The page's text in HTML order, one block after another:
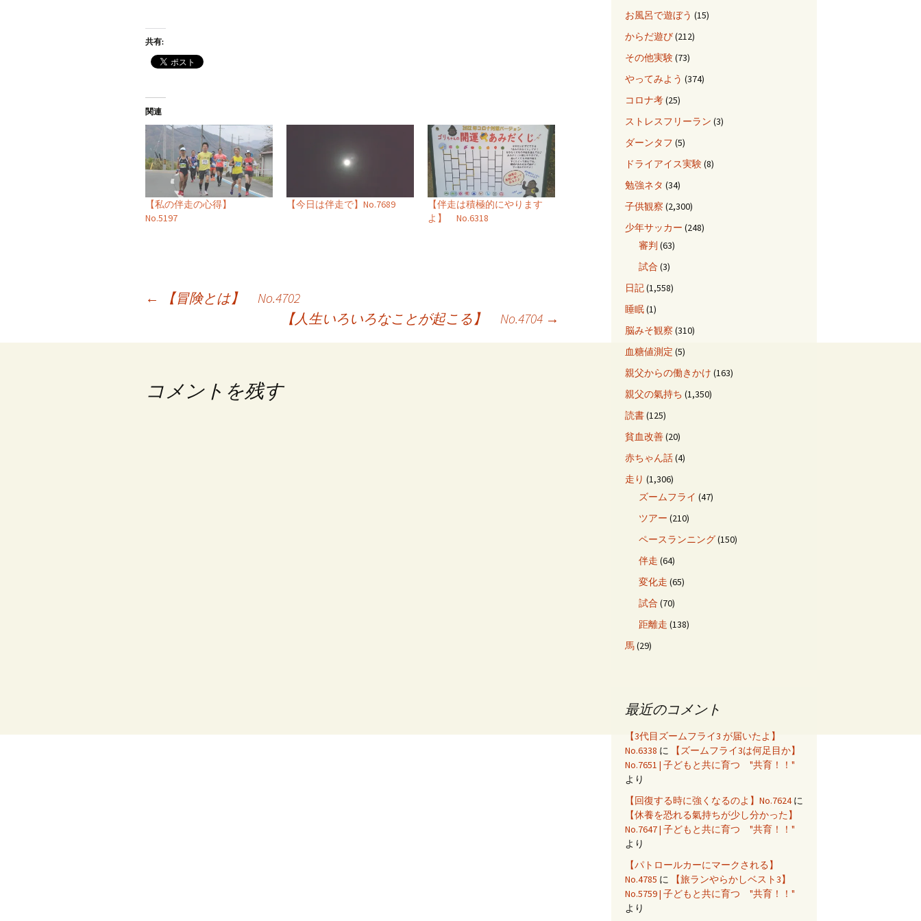
共有:
関連
【私の伴走の心得】
No.5197
【今日は伴走で】No.7689
【伴走は積極的にやります
よ】 No.6318
←
【冒険とは】 No.4702
【人生いろいろなことが起こる】 No.4704 →
コメントを残す
お風呂で遊ぼう (15)
からだ遊び(212)
その他実験(73)
やってみよう (374)
コロナ考(25)
ストレスフリーラン (3)
ダーンタフ (5)
ドライアイス実験(8)
勉強ネタ (34)
子供観察 (2,300)
少年サッカー (248)
審判 (63)
試合 (3)
日記(1,558)
睡眠(1)
脳みそ観察 (310)
血糖値測定 (5)
親父からの働きかけ (163)
親父の氣持ち (1,350)
読書(125)
貧血改善(20)
赤ちゃん話(4)
走り (1,306)
ズームフライ (47)
ツアー (210)
ペースランニング(150)
伴走 (64)
変化走 (65)
試合 (70)
距離走 (138)
馬(29)
最近のコメント
【3代目ズームフライ3 が届いたよ】
No.6338 に
【ズームフライ3は何足目か】
No.7651 | 子どもと共に育つ "共育！！"
より
【回復する時に強くなるのよ】No.7624に
【休養を恐れる氣持ちが少し分かった】
No.7647 | 子どもと共に育つ "共育！！"
より
【パトロールカーにマークされる】
No.4785 に
【旅ランやらかしベスト3】
No.5759 | 子どもと共に育つ "共育！！"
より